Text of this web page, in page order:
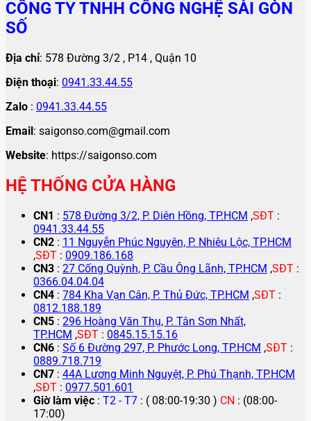
CÔNG TY TNHH CÔNG NGHỆ SÀI GÒN
SỐ
Địa chỉ: 578 Đường 3/2 , P14 , Quận 10
Điện thoại: 0941.33.44.55
Zalo : 0941.33.44.55
Email: saigonso.com@gmail.com
Website: https://saigonso.com
HỆ THỐNG CỬA HÀNG
CN1 : 578 Đường 3/2, P. Diên Hồng, TP.HCM ,SĐT :
0941.33.44.55
CN2 : 11 Nguyễn Phúc Nguyên, P. Nhiêu Lộc, TP.HCM
,SĐT : 0909.186.168
CN3 : 27 Cống Quỳnh, P. Cầu Ông Lãnh, TP.HCM ,SĐT :
0366.04.04.04
CN4 : 784 Kha Vạn Cân, P. Thủ Đức, TP.HCM ,SĐT :
0812.188.189
CN5 : 296 Hoàng Văn Thụ, P. Tân Sơn Nhất,
TP.HCM ,SĐT : 0845.15.15.16
CN6 : Số 6 Đường 297, P. Phước Long, TP.HCM ,SĐT :
0889.718.719
CN7 : 44A Lương Minh Nguyệt, P. Phú Thạnh, TP.HCM
,SĐT : 0977.501.601
Giờ làm việc : T2 - T7 : ( 08:00-19:30 ) CN : (08:00-
17:00)